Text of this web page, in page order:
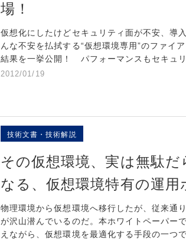
場！
仮想化にしたけどセキュリティ面が不安、導
んな不安を払拭する“仮想環境専用”のファ
結果を一挙公開！ パフォーマンスもセキュ
2012/01/19
技術文書・技術解説
その仮想環境、実は無駄
なる、仮想環境特有の運用
物理環境から仮想環境へ移行したが、従来通
が沢山潜んでいるのだ。本ホワイトペーパー
えながら、仮想環境を最適化する手段の一つ